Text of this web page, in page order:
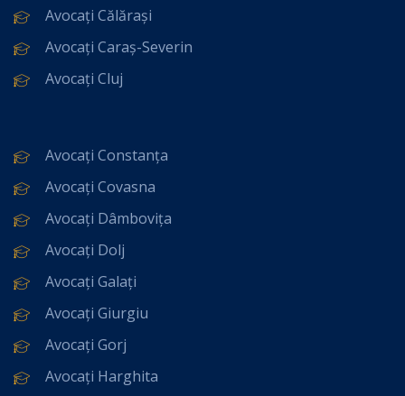
Avocați Călărași
Avocați Caraș-Severin
Avocați Cluj
Avocați Constanța
Avocați Covasna
Avocați Dâmbovița
Avocați Dolj
Avocați Galați
Avocați Giurgiu
Avocați Gorj
Avocați Harghita